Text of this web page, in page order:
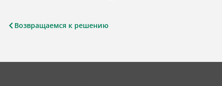
Возвращаемся к решению